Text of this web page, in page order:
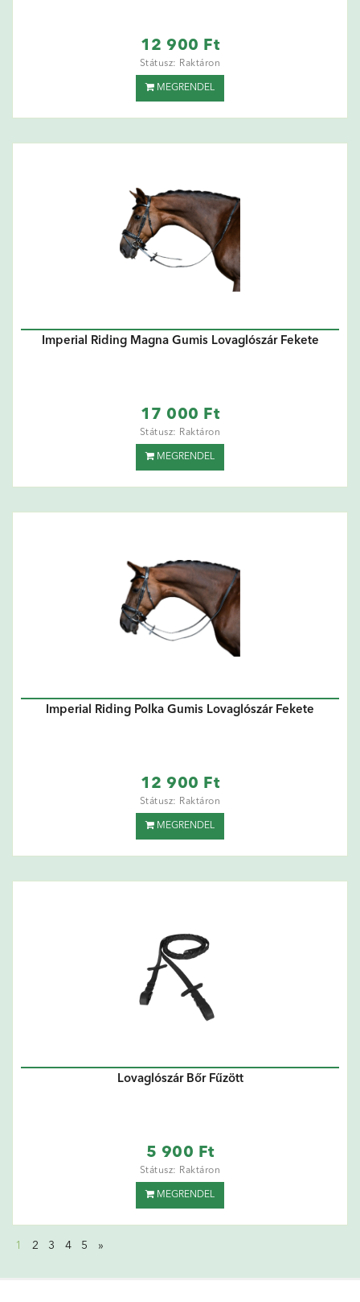
12 900 Ft
Státusz: Raktáron
MEGRENDEL
Imperial Riding Magna Gumis Lovaglószár Fekete
17 000 Ft
Státusz: Raktáron
MEGRENDEL
Imperial Riding Polka Gumis Lovaglószár Fekete
12 900 Ft
Státusz: Raktáron
MEGRENDEL
Lovaglószár Bőr Fűzött
5 900 Ft
Státusz: Raktáron
MEGRENDEL
1 2 3 4 5 »